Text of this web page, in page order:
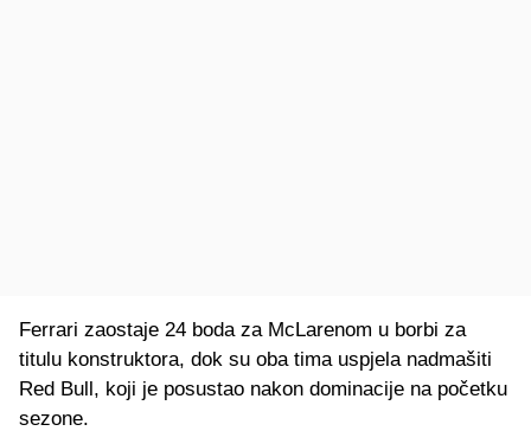
Ferrari zaostaje 24 boda za McLarenom u borbi za
titulu konstruktora, dok su oba tima uspjela nadmašiti
Red Bull, koji je posustao nakon dominacije na početku
sezone.